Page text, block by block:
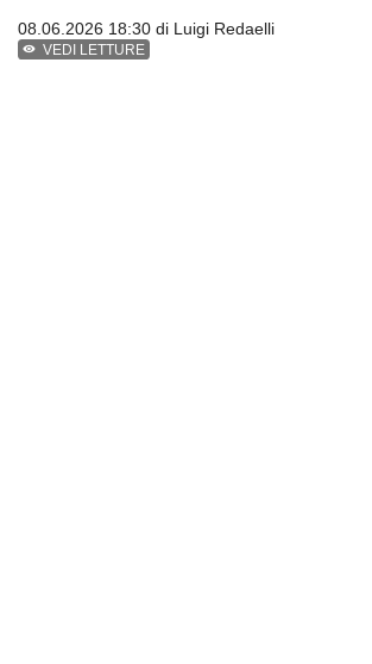
08.06.2026 18:30 di Luigi Redaelli
VEDI LETTURE